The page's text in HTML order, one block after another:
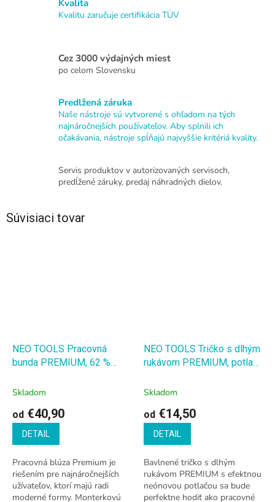
Kvalitu zaručuje certifikácia TÜV
Cez 3000 výdajných miest
po celom Slovensku
Predlžená záruka
Naše nástroje sú vytvorené s ohľadom na tých
najnáročnejších používateľov. Aby splnili ich
očakávania, nástroje spĺňajú najvyššie kritériá kvality.
Servis produktov v autorizovaných servisoch,
predĺžené záruky, predaj náhradných dielov.
Súvisiaci tovar
NEO TOOLS Pracovná
bunda PREMIUM, 62 %
elastan
62 % bavlna, 35 %
polyester, 3 % elastan
Skladom
od €40,90
DETAIL
Pracovná blúza Premium je
riešením pre najnáročnejších
užívateľov, ktorí majú radi
moderné formy. Monterkovú
NEO TOOLS Tričko s dlhým
rukávom PREMIUM, potlač
dlhým rukávom PREMIUM,
Skladom
od €14,50
DETAIL
Bavlnené tričko s dlhým
rukávom PREMIUM s efektnou
neónovou potlačou sa bude
perfektne hodiť ako pracovné